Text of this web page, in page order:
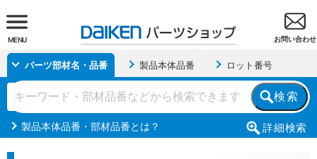
お問い合わせ
MENU
パーツ部材名・品番 製品本体品番 ロット番号
検索
詳細検索
製品本体品番・部材品番とは？